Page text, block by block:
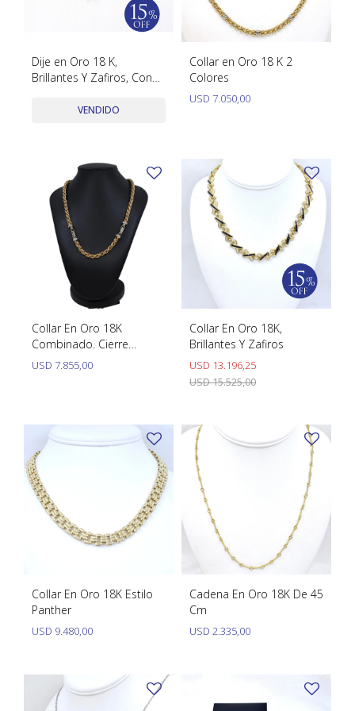
Dije en Oro 18 K,
Brillantes Y Zafiros, Con
VENDIDO
Collar en Oro 18 K 2
Colores
USD 7.050,00
Collar En Oro 18K
Combinado. Cierre
Marinero
USD 7.855,00
Collar En Oro 18K,
Brillantes Y Zafiros
USD 13.196,25
USD15.525,00
Collar En Oro 18K Estilo
Panther
USD 9.480,00
Cadena En Oro 18K De 45
Cm
USD 2.335,00